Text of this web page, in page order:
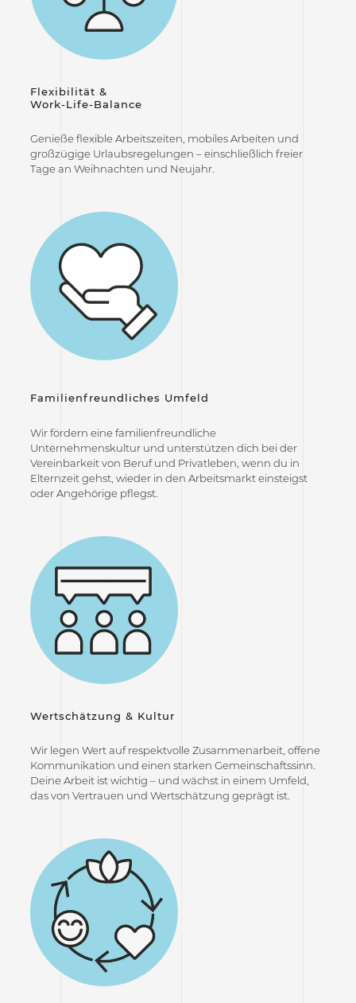
Flexibilität &
Work-Life-Balance
Genieße flexible Arbeitszeiten, mobiles Arbeiten und
großzügige Urlaubsregelungen – einschließlich freier
Tage an Weihnachten und Neujahr.
Familienfreundliches Umfeld
Wir fördern eine familienfreundliche
Unternehmenskultur und unterstützen dich bei der
Vereinbarkeit von Beruf und Privatleben, wenn du in
Elternzeit gehst, wieder in den Arbeitsmarkt einsteigst
oder Angehörige pflegst.
Wertschätzung & Kultur
Wir legen Wert auf respektvolle Zusammenarbeit, offene
Kommunikation und einen starken Gemeinschaftssinn.
Deine Arbeit ist wichtig – und wächst in einem Umfeld,
das von Vertrauen und Wertschätzung geprägt ist.